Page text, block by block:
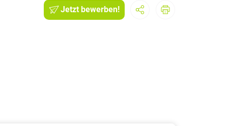
Jetzt bewerben!